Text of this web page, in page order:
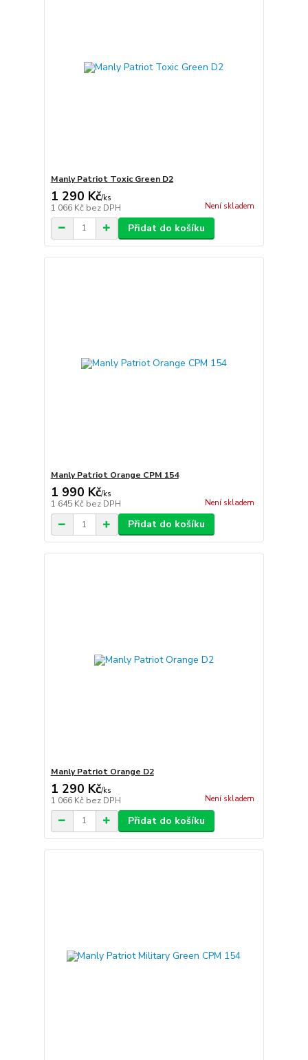
Manly Patriot Toxic Green D2
1 290 Kč/ks
1 066 Kč bez DPH Není skladem
Přidat do košíku
Manly Patriot Orange CPM 154
1 990 Kč/ks
1 645 Kč bez DPH Není skladem
Přidat do košíku
Manly Patriot Orange D2
1 290 Kč/ks
1 066 Kč bez DPH Není skladem
Přidat do košíku